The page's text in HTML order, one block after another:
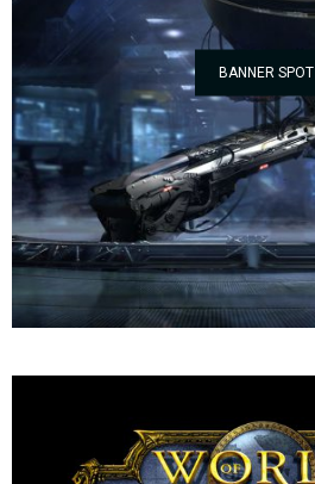
BANNER SPOT